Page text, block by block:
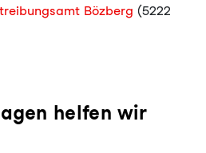
Bözberg (5222
helfen wir